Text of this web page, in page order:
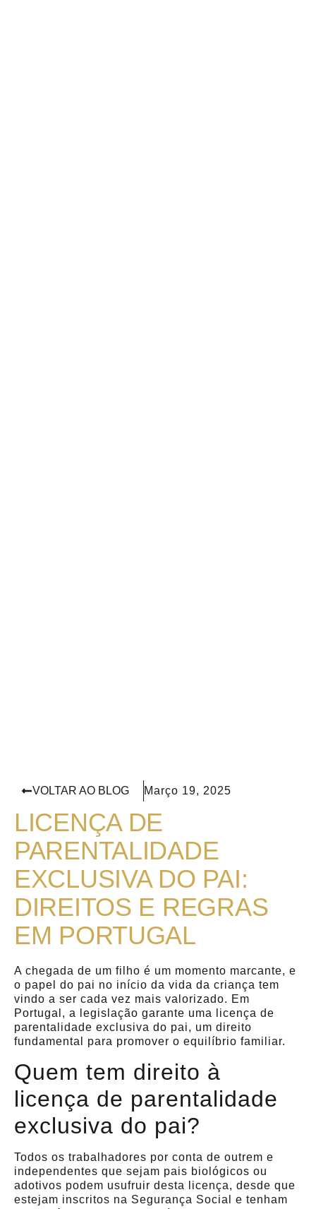
VOLTAR AO BLOG Março 19, 2025
LICENÇA DE
PARENTALIDADE
EXCLUSIVA DO PAI:
DIREITOS E REGRAS
EM PORTUGAL
A chegada de um filho é um momento marcante, e
o papel do pai no início da vida da criança tem
vindo a ser cada vez mais valorizado. Em
Portugal, a legislação garante uma licença de
parentalidade exclusiva do pai, um direito
fundamental para promover o equilíbrio familiar.
Quem tem direito à
licença de parentalidade
exclusiva do pai?
Todos os trabalhadores por conta de outrem e
independentes que sejam pais biológicos ou
adotivos podem usufruir desta licença, desde que
estejam inscritos na Segurança Social e tenham